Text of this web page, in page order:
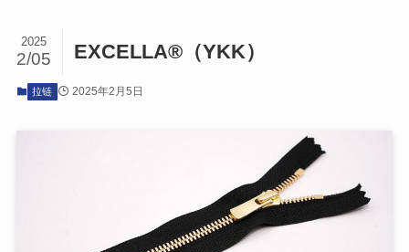
EXCELLA®（YKK）
2025
2/05
拉链 2025年2月5日